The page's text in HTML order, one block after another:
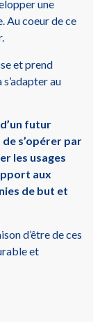
une
Au coeur de ce
et prend
au
futur
s’opérer par
les usages
aux
de but et
d’être de ces
et